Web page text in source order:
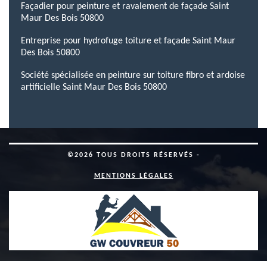
Façadier pour peinture et ravalement de façade Saint
Maur Des Bois 50800
Entreprise pour hydrofuge toiture et façade Saint Maur
Des Bois 50800
Société spécialisée en peinture sur toiture fibro et ardoise
artificielle Saint Maur Des Bois 50800
©2026 TOUS DROITS RÉSERVÉS -
MENTIONS LÉGALES